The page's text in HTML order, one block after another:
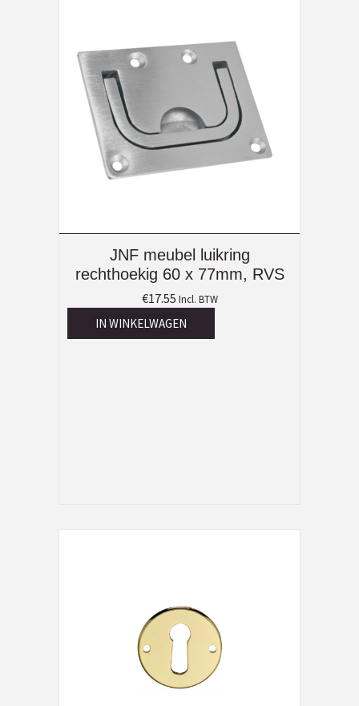
JNF meubel luikring
rechthoekig 60 x 77mm, RVS
€17.55 Incl. BTW
IN WINKELWAGEN